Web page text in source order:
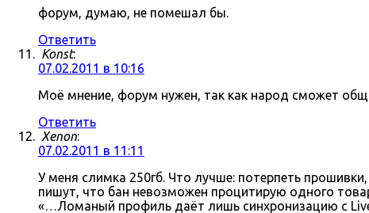
форум, думаю, не помешал бы.
Ответить
Konst:
07.02.2011 в 10:16
Моё мнение, форум нужен, так как народ сможет
Ответить
Xenon:
07.02.2011 в 11:11
У меня слимка 250гб. Что лучше: потерпеть
пишут, что бан невозможен процитирую одного
«…Ломаный профиль даёт лишь синхронизацию с